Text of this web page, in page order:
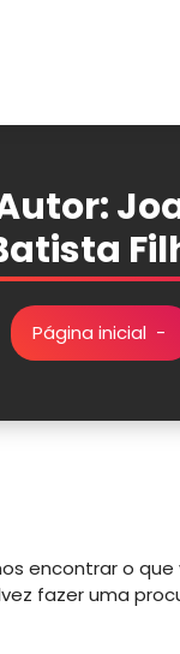
prática no Portal
Página inicial-
encontrar o
fazer uma